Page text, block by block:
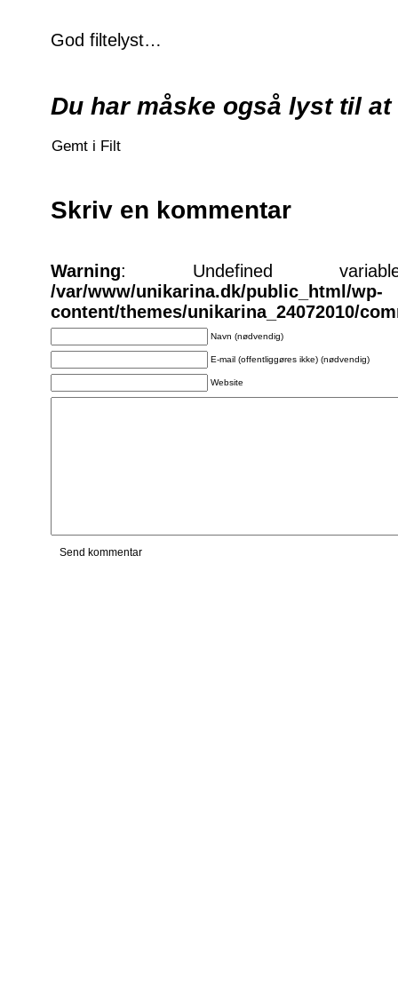
God filtelyst…
Du har måske også lyst til
Gemt i Filt
Skriv en kommentar
Warning: Undefined
/var/www/unikarina.dk/public_html/wp-
content/themes/unikarina_24072010/
Navn (nødvendig)
E-mail (offentliggøres ikke) (nødvendig)
Website